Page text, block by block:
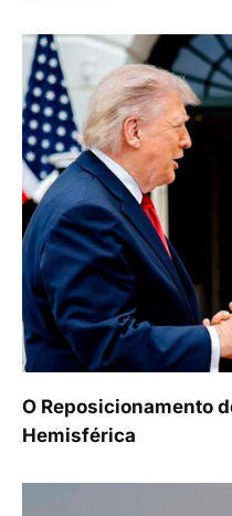
O Reposicionamento
Hemisférica